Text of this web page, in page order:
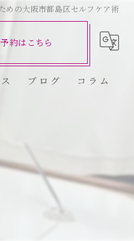
めの大阪市都島区セルフケア術
約はこちら
ブログ コラム